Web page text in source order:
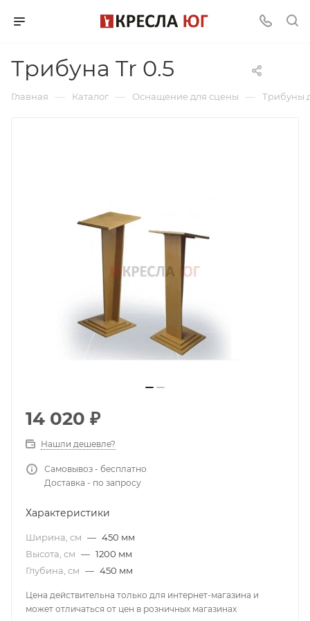
Трибуна Tr 0.5
Главная — Каталог — Оснащение для сцены — Трибуны
14 020 ₽
Нашли дешевле?
Самовывоз - бесплатно
Доставка - по запросу
Характеристики
Ширина, см — 450 мм
Высота, см — 1200 мм
Глубина, см — 450 мм
Цена действительна только для интернет-магазина и
может отличаться от цен в розничных магазинах